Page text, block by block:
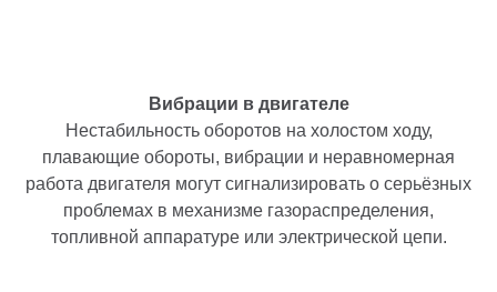
Вибрации в двигателе
Нестабильность оборотов на холостом ходу,
плавающие обороты, вибрации и неравномерная
работа двигателя могут сигнализировать о серьёзных
проблемах в механизме газораспределения,
топливной аппаратуре или электрической цепи.